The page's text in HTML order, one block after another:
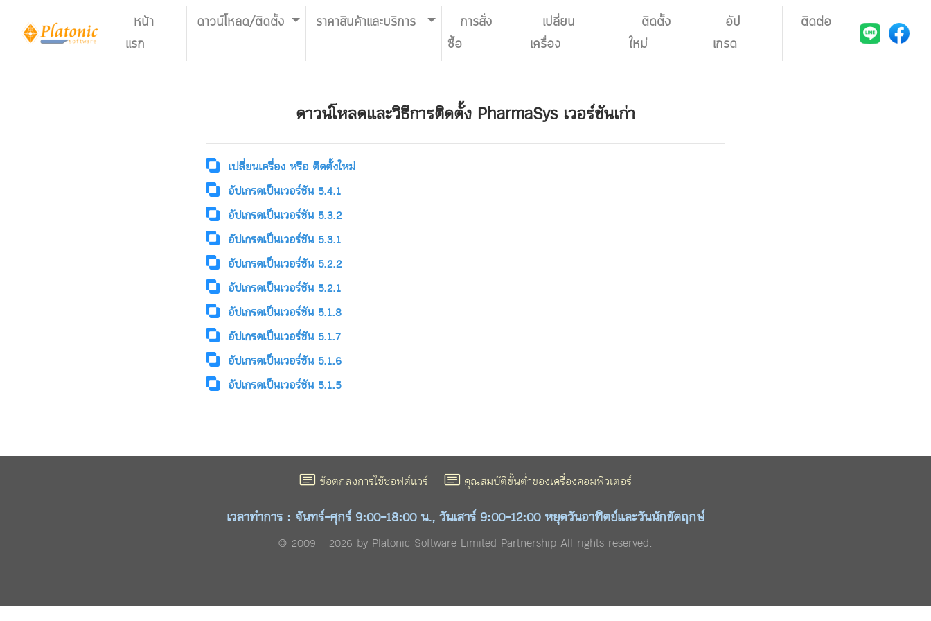
หน้า
แรก
ดาวน์โหลด/ติดตั้ง ราคาสินค้าและบริการ
การสั่ง
ซื้อ
เปลี่ยน
เครื่อง
ติดตั้ง
ใหม่
อัป
เกรด
ติดต่อ
ดาวน์โหลดและวิธีการติดตั้ง PharmaSys เวอร์ชันเก่า
เปลี่ยนเครื่อง หรือ ติดตั้งใหม่
อัปเกรดเป็นเวอร์ชัน 5.4.1
อัปเกรดเป็นเวอร์ชัน 5.3.2
อัปเกรดเป็นเวอร์ชัน 5.3.1
อัปเกรดเป็นเวอร์ชัน 5.2.2
อัปเกรดเป็นเวอร์ชัน 5.2.1
อัปเกรดเป็นเวอร์ชัน 5.1.8
อัปเกรดเป็นเวอร์ชัน 5.1.7
อัปเกรดเป็นเวอร์ชัน 5.1.6
อัปเกรดเป็นเวอร์ชัน 5.1.5
ข้อตกลงการใช้ซอฟต์แวร์ คุณสมบัติขั้นต่ำของเครื่องคอมพิวเตอร์
เวลาทำการ : จันทร์-ศุกร์ 9:00-18:00 น., วันเสาร์ 9:00-12:00 หยุดวันอาทิตย์และวันนักขัตฤกษ์
© 2009 - 2026 by Platonic Software Limited Partnership All rights reserved.